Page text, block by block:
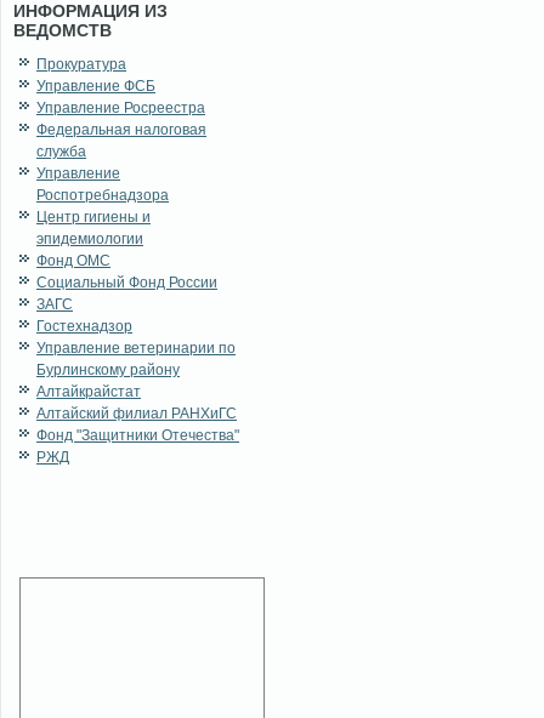
ИНФОРМАЦИЯ ИЗ
ВЕДОМСТВ
Прокуратура
Управление ФСБ
Управление Росреестра
Федеральная налоговая
служба
Управление
Роспотребнадзора
Центр гигиены и
эпидемиологии
Фонд ОМС
Социальный Фонд России
ЗАГС
Гостехнадзор
Управление ветеринарии по
Бурлинскому району
Алтайкрайстат
Алтайский филиал РАНХиГС
Фонд "Защитники Отечества"
РЖД